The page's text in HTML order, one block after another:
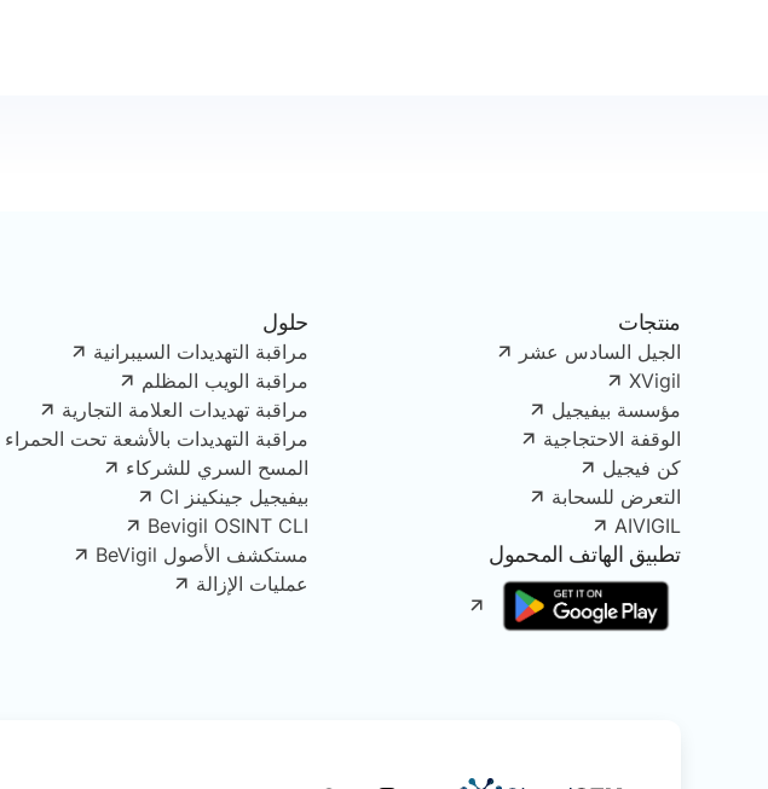
منتجات
الجيل السادس عشر
XVigil
مؤسسة بيفيجيل
الوقفة الاحتجاجية
كن فيجيل
التعرض للسحابة
AIVIGIL
تطبيق الهاتف المحمول
حلول
مراقبة التهديدات السيبرانية
مراقبة الويب المظلم
مراقبة تهديدات العلامة التجارية
مراقبة التهديدات بالأشعة تحت الحمراء
المسح السري للشركاء
بيفيجيل جينكينز CI
Bevigil OSINT CLI
مستكشف الأصول BeVigil
عمليات الإزالة